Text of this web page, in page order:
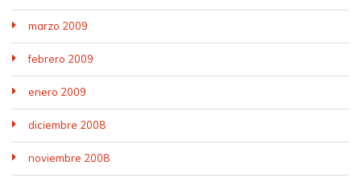
marzo 2009
febrero 2009
enero 2009
diciembre 2008
noviembre 2008